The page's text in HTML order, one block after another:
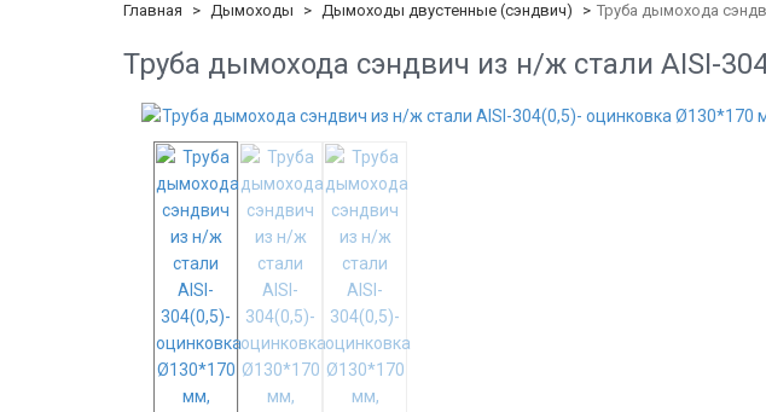
Главная Дымоходы Дымоходы двустенные (сэндвич) Труба дымохода
Труба дымохода сэндвич из н/ж стали AISI-